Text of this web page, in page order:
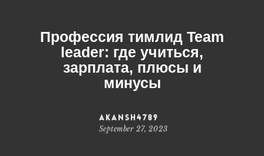
Профессия тимлид Team
leader: где учиться,
зарплата, плюсы и
минусы
akansh4789
September 27, 2023